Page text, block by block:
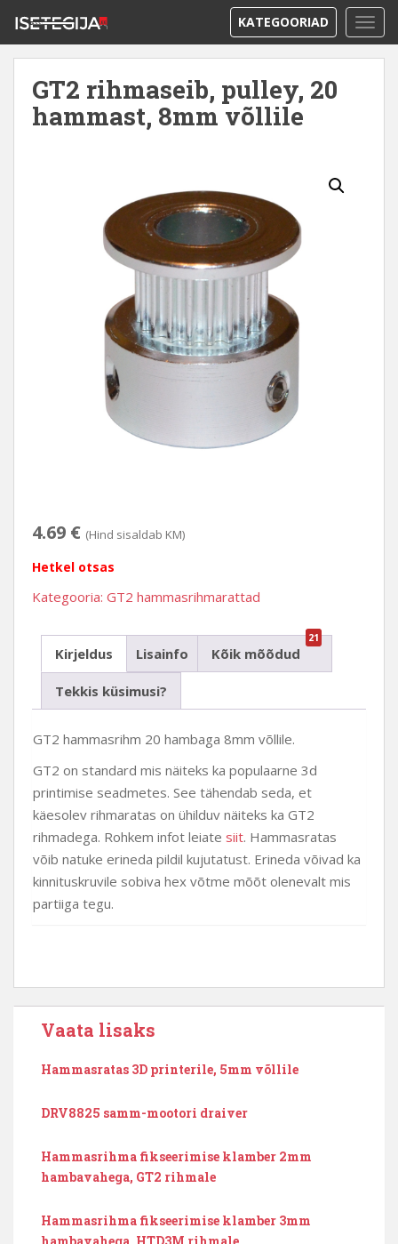
KATEGOORIAD
GT2 rihmaseib, pulley, 20
hammast, 8mm võllile
4.69 € (Hind sisaldab KM)
Hetkel otsas
Kategooria: GT2 hammasrihmarattad
Kirjeldus Lisainfo Kõik mõõdud
21
Tekkis küsimusi?
GT2 hammasrihm 20 hambaga 8mm võllile.
GT2 on standard mis näiteks ka populaarne 3d
printimise seadmetes. See tähendab seda, et
käesolev rihmaratas on ühilduv näiteks ka GT2
rihmadega. Rohkem infot leiate siit. Hammasratas
võib natuke erineda pildil kujutatust. Erineda võivad ka
kinnituskruvile sobiva hex võtme mõõt olenevalt mis
partiiga tegu.
Vaata lisaks
Hammasratas 3D printerile, 5mm võllile
DRV8825 samm-mootori draiver
Hammasrihma fikseerimise klamber 2mm
hambavahega, GT2 rihmale
Hammasrihma fikseerimise klamber 3mm